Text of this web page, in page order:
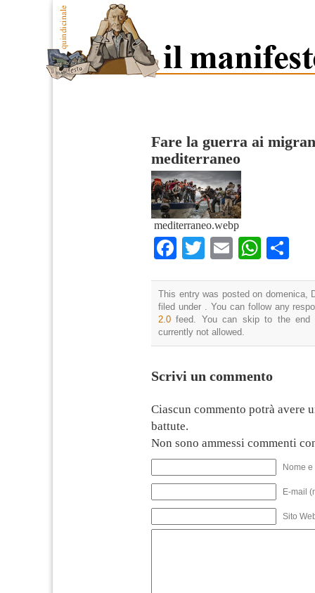
Fare la guerra ai
mediterraneo
mediterraneo.webp
Facebook
Twitter
Email
This entry was posted on domenica,
filed under . You can follow any
2.0 feed. You can skip to the end
currently not allowed.
Scrivi un commento
Ciascun commento potrà avere
battute.
Non sono ammessi commenti
Nome
E-mail
Sito